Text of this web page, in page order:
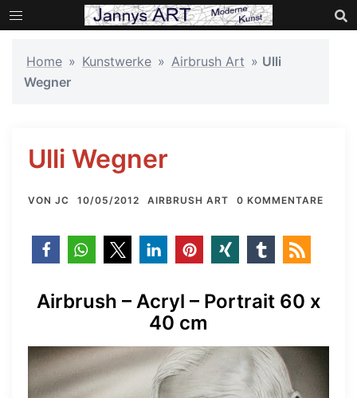
Zum
Inhalt
Home » Kunstwerke » Airbrush Art » Ulli
Wegner
Ulli Wegner
VON JC 10/05/2012 AIRBRUSH ART 0 KOMMENTARE
Airbrush – Acryl – Portrait 60 x
40 cm